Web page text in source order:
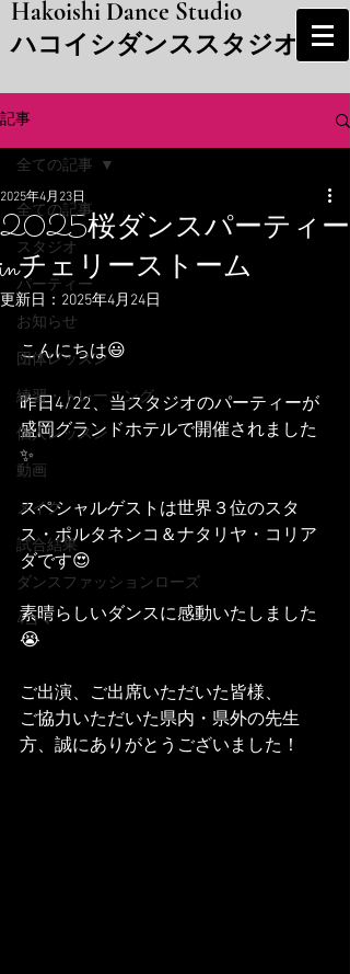
Hakoishi Dance Studio
​ハコイシダンススタジオ
記事
全ての記事
スタジオ
パーティー
お知らせ
団体レッスン
練習・トレーニング
個人レッスン
動画
メイク
試合結果
ダンスファッションローズ
4コマ
全ての記事
2025桜ダンスパーティー
inチェリーストーム
2025年4月23日
更新日： 2025年4月24日
こんにちは😃
昨日4/22、当スタジオのパーティーが
盛岡グランドホテルで開催されました
✨️
スペシャルゲストは世界３位のスタ
ス・ポルタネンコ＆ナタリヤ・コリア
ダです😍
素晴らしいダンスに感動いたしました
😭
ご出演、ご出席いただいた皆様、
ご協力いただいた県内・県外の先生
方、誠にありがとうございました！